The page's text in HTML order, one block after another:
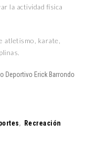
la actividad física
atletismo, karate,
, Recreación